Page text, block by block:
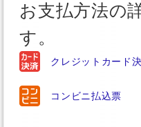
お支払方法の
す。
クレジットカード
コンビニ払込票